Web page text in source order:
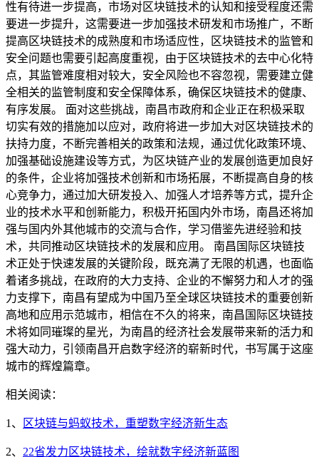
性有待进一步提高，市场对区块链技术的认知和接受程度还需
要进一步提升，这需要进一步加强技术研发和市场推广，不断
提高区块链技术的成熟度和市场适应性，区块链技术的监管和
安全问题也需要引起高度重视，由于区块链技术的去中心化特
点，其监管难度相对较大，安全风险也不容忽视，需要建立健
全相关的监管制度和安全保障体系，确保区块链技术的健康、
有序发展。 面对这些挑战，南昌市政府和企业正在积极采取
切实有效的措施加以应对，政府将进一步加大对区块链技术的
扶持力度，不断完善相关的政策和法规，通过优化政策环境、
加强基础设施建设等方式，为区块链产业的发展创造更加良好
的条件，企业将加强技术创新和市场拓展，不断提高自身的核
心竞争力，通过加大研发投入、加强人才培养等方式，提升企
业的技术水平和创新能力，积极开拓国内外市场，南昌还将加
强与国内外其他城市的交流与合作，学习借鉴先进经验和技
术，共同推动区块链技术的发展和应用。 南昌国际区块链技
术正处于快速发展的关键阶段，既充满了无限的机遇，也面临
着诸多挑战，在政府的大力支持、企业的不懈努力和人才的强
力支撑下，南昌有望成为中国乃至全球区块链技术的重要创新
高地和应用示范城市，相信在不久的将来，南昌国际区块链技
术将如同璀璨的星光，为南昌的经济社会发展带来新的活力和
强大动力，引领南昌开启数字经济的崭新时代，书写属于这座
城市的辉煌篇章。
相关阅读：
1、 区块链与蚂蚁技术，重塑数字经济新生态
2、 22省发力区块链技术，绘就数字经济新蓝图